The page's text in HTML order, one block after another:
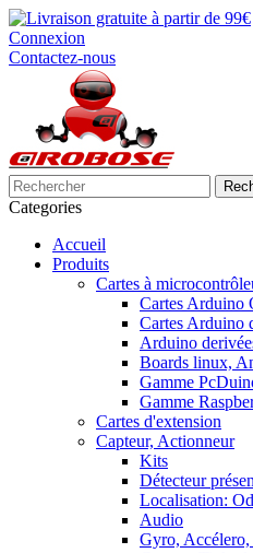
Connexion
Contactez-nous
Categories
Accueil
Produits
Cartes à
Cartes Arduino
Cartes Arduino
Arduino
Boards linux,
Gamme
Gamme
Cartes d'extension
Capteur, Actionneur
Kits
Détecteur
Localisation:
Audio
Gyro,